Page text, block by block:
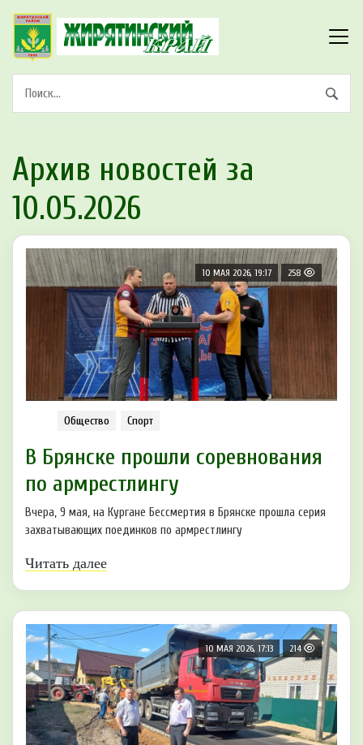
Архив новостей за
10.05.2026
10 МАЯ 2026, 19:17 258
Общество Спорт
В Брянске прошли соревнования
по армрестлингу
Вчера, 9 мая, на Кургане Бессмертия в Брянске прошла серия
захватывающих поединков по армрестлингу
Читать далее
10 МАЯ 2026, 17:13 214